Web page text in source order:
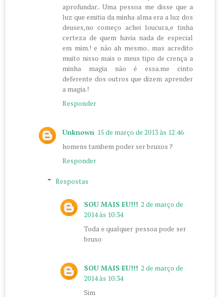
aprofundar.. Uma pessoa me disse que a
luz que emitia da minha alma era a luz dos
deuses,no começo achei loucura,e tinha
certeza de quem havia nada de especial
em mim.! e não ah mesmo.. mas acredito
muito nisso mais o meus tipo de crença a
minha magia não é essa.me cinto
deferente dos outros que dizem aprender
a magia.!
Responder
Unknown 15 de março de 2013 às 12:46
homens tambem poder ser bruxos ?
Responder
Respostas
SOU MAIS EU!!! 2 de março de
2014 às 10:34
Toda e qualquer pessoa pode ser
bruxo
SOU MAIS EU!!! 2 de março de
2014 às 10:34
Sim